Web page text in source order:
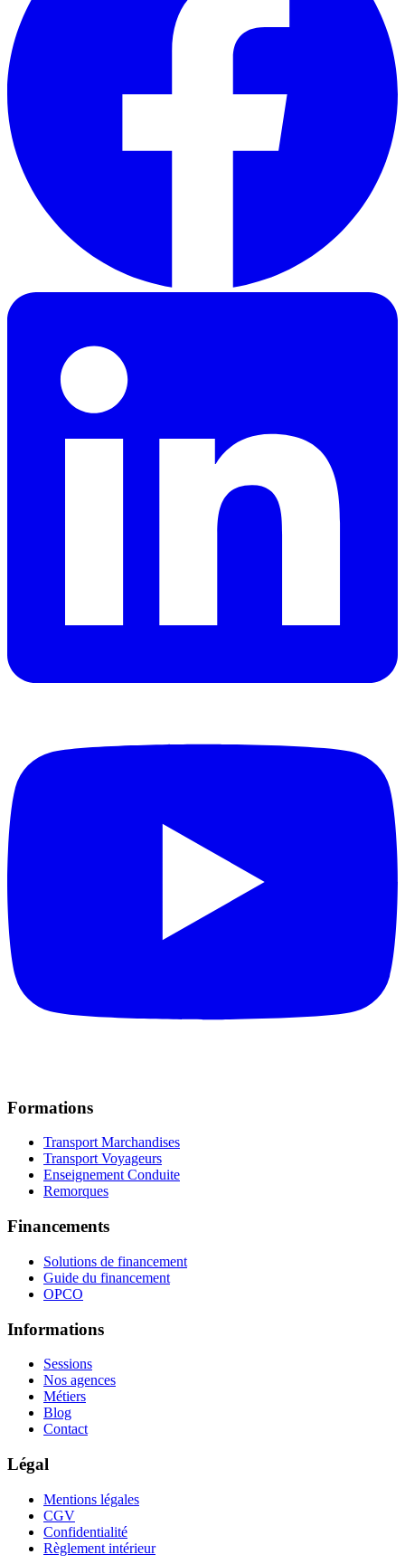
Formations
Transport Marchandises
Transport Voyageurs
Enseignement Conduite
Remorques
Financements
Solutions de financement
Guide du financement
OPCO
Informations
Sessions
Nos agences
Métiers
Blog
Contact
Légal
Mentions légales
CGV
Confidentialité
Règlement intérieur